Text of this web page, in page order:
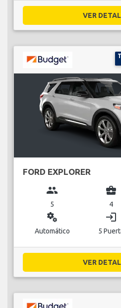
VER
FORD EXPLORER
group
5
business_center
4
miscellaneous_services
Automático
login
5
VER